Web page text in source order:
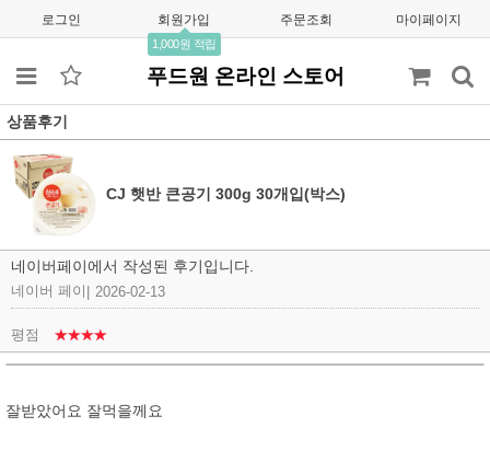
로그인 회원가입
1,000원 적립
주문조회 마이페이지
푸드원 온라인 스토어
상품후기
CJ 햇반 큰공기 300g 30개입(박스)
네이버페이에서 작성된 후기입니다.
네이버 페이 2026-02-13
평점 ★★★★
잘받았어요 잘먹을께요